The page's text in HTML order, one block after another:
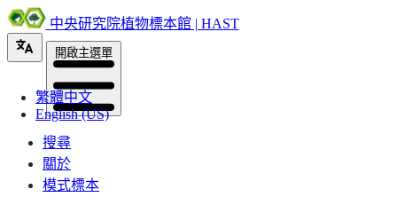
中央研究院植物標本館 | HAST
繁體中文
English (US)
開啟主選單
搜尋
關於
模式標本